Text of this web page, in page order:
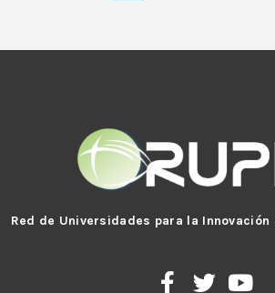
Red de Universidades para la Innovación
F
T
Y